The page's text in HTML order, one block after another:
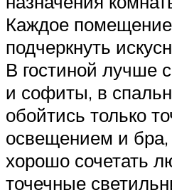
Каждое
подчеркнуть
В гостиной лучше
и софиты, в
обойтись только
освещением и бра,
хорошо сочетать
точечные